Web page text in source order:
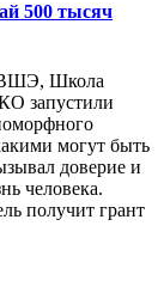
500 тысяч
ВШЭ, Школа
запустили
могут быть
доверие и
человека.
получит грант